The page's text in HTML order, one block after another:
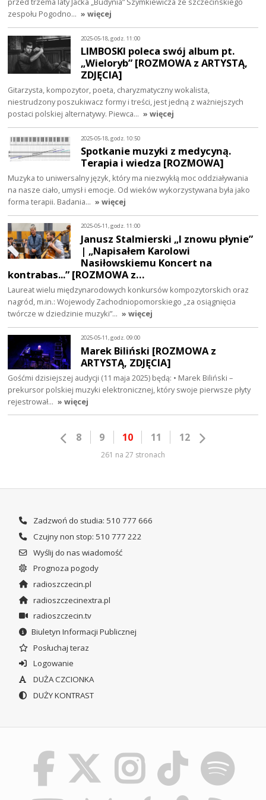
zespołu Pogodno… » więcej
2025-05-18, godz. 11:00
LIMBOSKI poleca swój album pt.
„Wieloryb” [ROZMOWA z ARTYSTĄ,
ZDJĘCIA]
Gitarzysta, kompozytor, poeta, charyzmatyczny wokalista,
niestrudzony poszukiwacz formy i treści, jest jedną z ważniejszych
postaci polskiej alternatywy. Piewca… » więcej
2025-05-18, godz. 10:50
Spotkanie muzyki z medycyną.
Terapia i wiedza [ROZMOWA]
Muzyka to uniwersalny język, który ma niezwykłą moc oddziaływania
na nasze ciało, umysł i emocje. Od wieków wykorzystywana była jako
forma terapii. Badania… » więcej
2025-05-11, godz. 11:00
Janusz Stalmierski „I znowu płynie”
| „Napisałem Karolowi
Nasiłowskiemu Koncert na
kontrabas...” [ROZMOWA z…
Laureat wielu międzynarodowych konkursów kompozytorskich oraz
nagród, m.in.: Wojewody Zachodniopomorskiego „za osiągnięcia
twórcze w dziedzinie muzyki”… » więcej
2025-05-11, godz. 09:00
Marek Biliński [ROZMOWA z
ARTYSTĄ, ZDJĘCIA]
Gośćmi dzisiejszej audycji (11 maja 2025) będą: • Marek Biliński –
prekursor polskiej muzyki elektronicznej, który swoje pierwsze płyty
rejestrował… » więcej
8 9 10 11 12
261 na 27 stronach
Zadzwoń do studia: 510 777 666
Czujny non stop: 510 777 222
Wyślij do nas wiadomość
Prognoza pogody
radioszczecin.pl
radioszczecinextra.pl
radioszczecin.tv
Biuletyn Informacji Publicznej
Posłuchaj teraz
Logowanie
DUŻA CZCIONKA
DUŻY KONTRAST